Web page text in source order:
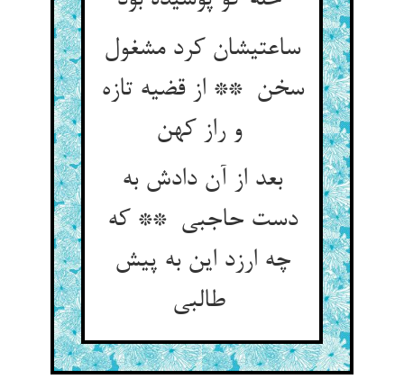
ساعتیشان کرد مشغول
سخن ** از قضیه تازه
و راز کهن
بعد از آن دادش به
دست حاجبی ** که
چه ارزد این به پیش
طالبی